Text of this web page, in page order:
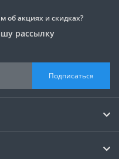
об акциях и скидках?
рассылку
Подписаться